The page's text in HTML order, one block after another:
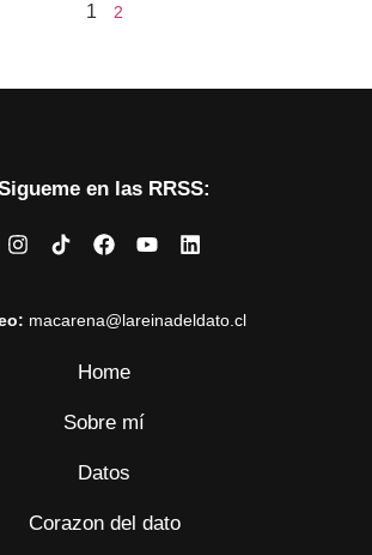
confianza. Acá les comparto
Leer datos
1 2
en las RRSS:
macarena@lareinadeldato.cl
Home
Sobre mí
Datos
Corazon del dato